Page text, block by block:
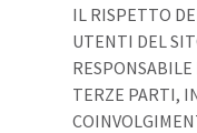
IL RISPETTO
UTENTI DEL
TERZE PARTI,